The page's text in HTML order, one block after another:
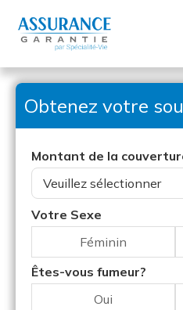
Obtenez votre
Montant de la
Votre Sexe
Féminin
Êtes-vous fumeur?
Oui